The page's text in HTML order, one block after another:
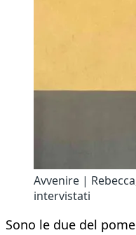
Avvenire |
intervistati
Sono le due del